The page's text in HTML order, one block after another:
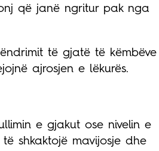
që janë ngritur pak nga
të gjatë të këmbëve
ajrosjen e lëkurës.
e gjakut ose nivelin e
shkaktojë mavijosje dhe